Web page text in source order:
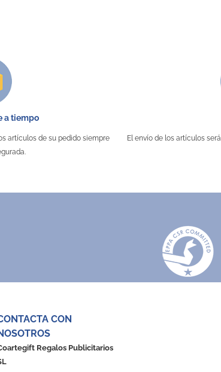
a tiempo
artículos de su pedido siempre
El envío de los artículos será
CON
Regalos Publicitarios